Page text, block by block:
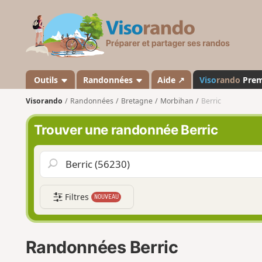
s
a
n
o
Outils Randonnées Aide ↗ Visorando
Visorando Randonnées Bretagne Morbihan Berric
Trouver une randonnée Berric
Filtres NOUVEAU
Randonnées Berric